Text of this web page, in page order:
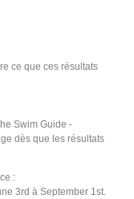
ce que ces résultats
Swim Guide -
dès que les résultats
:
3rd à September 1st.